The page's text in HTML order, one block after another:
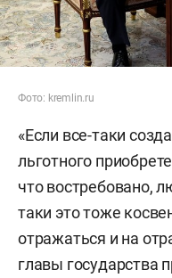
Фото: kremlin.ru
«Если все-таки
льготного
что востребовано,
таки это тоже
отражаться и на
главы государства